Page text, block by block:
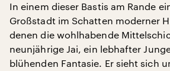
In einem dieser Bastis am Rande
Großstadt im Schatten moderner
denen die wohlhabende
neunjährige Jai, ein lebhafter
blühenden Fantasie. Er sieht sich